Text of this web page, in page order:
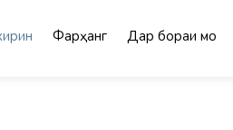
Фарҳанг Дар бораи мо